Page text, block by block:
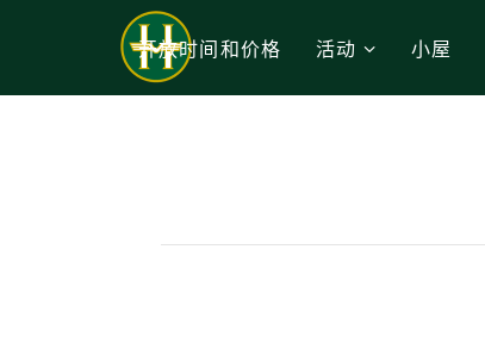
开放时间和价格 活动 小屋